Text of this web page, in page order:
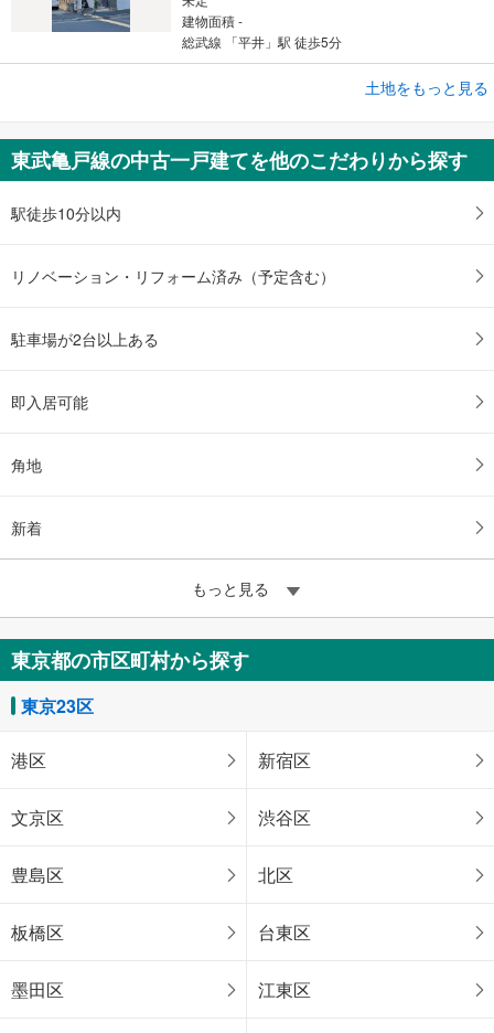
建物面積 -
総武線 「平井」駅 徒歩5分
江戸川区平井1丁目
5,480万円
土地をもっと見る
東武亀戸線の中古一戸建てを他のこだわりから探す
駅徒歩10分以内
リノベーション・リフォーム済み（予定含む）
駐車場が2台以上ある
即入居可能
角地
新着
もっと見る
東京都の市区町村から探す
東京23区
港区 新宿区
文京区 渋谷区
豊島区 北区
板橋区 台東区
墨田区 江東区